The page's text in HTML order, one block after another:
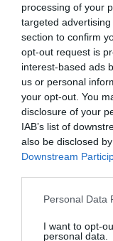
processing of your
targeted
section to confirm
opt-out request is
interest-based ads
us or personal
your opt-out. You
disclosure of your
IAB’s list of
also be disclosed
Downstream
Personal Data
I want to opt-
personal data.